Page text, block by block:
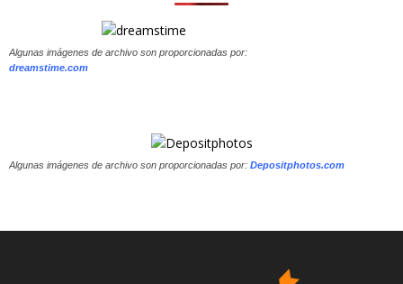
Algunas imágenes de archivo son proporcionadas por:
dreamstime.com
Algunas imágenes de archivo son proporcionadas por: Depositphotos.com